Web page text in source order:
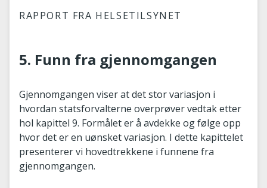
RAPPORT FRA HELSETILSYNET
5. Funn fra gjennomgangen
Gjennomgangen viser at det stor variasjon i
hvordan statsforvalterne overprøver vedtak etter
hol kapittel 9. Formålet er å avdekke og følge opp
hvor det er en uønsket variasjon. I dette kapittelet
presenterer vi hovedtrekkene i funnene fra
gjennomgangen.